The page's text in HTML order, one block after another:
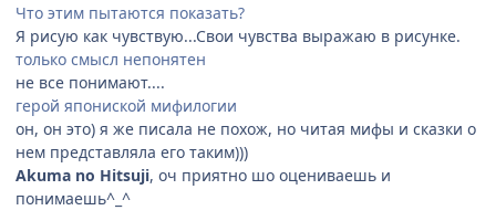
Что этим пытаются показать?
Я рисую как чувствую...Свои чувства выражаю в рисунке.
только смысл непонятен
не все понимают....
герой япониской мифилогии
он, он это) я же писала не похож, но читая мифы и сказки о
нем представляла его таким)))
Akuma no Hitsuji, оч приятно шо оцениваешь и
понимаешь^_^